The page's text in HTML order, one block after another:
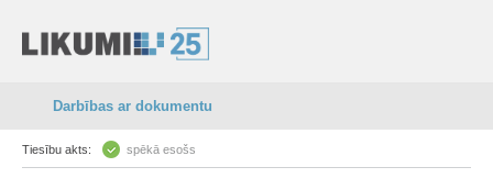
Darbības ar dokumentu
Tiesību akts: spēkā esošs